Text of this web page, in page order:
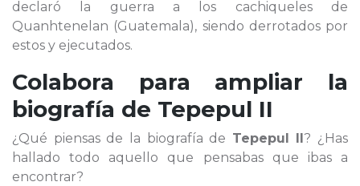
declaró la guerra a los cachiqueles de
Quanhtenelan (Guatemala), siendo derrotados por
estos y ejecutados.
Colabora para ampliar la
biografía de Tepepul II
¿Qué piensas de la biografía de Tepepul II? ¿Has
hallado todo aquello que pensabas que ibas a
encontrar?